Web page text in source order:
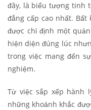
đây, là biểu tượng tinh
đẳng cấp cao nhất. Bất
được chỉ định một
hiện diện đúng lúc
trong việc mang đến
nghiệm.
Từ việc sắp xếp hành
những khoảnh khắc